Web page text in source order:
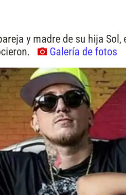
y madre de su hija
Galería de fotos